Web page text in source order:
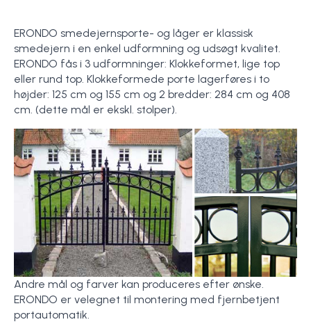
ERONDO smedejernsporte- og låger er klassisk
smedejern i en enkel udformning og udsøgt kvalitet.
ERONDO fås i 3 udformninger: Klokkeformet, lige top
eller rund top. Klokkeformede porte lagerføres i to
højder: 125 cm og 155 cm og 2 bredder: 284 cm og 408
cm. (dette mål er ekskl. stolper).
Andre mål og farver kan produceres efter ønske.
ERONDO er velegnet til montering med fjernbetjent
portautomatik.